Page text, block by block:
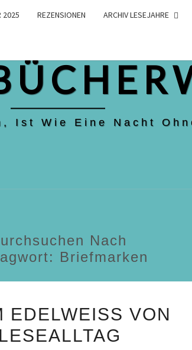
2025 REZENSIONEN ARCHIV LESEJAHRE
Ist Wie Eine Nacht
Nach
Briefmarken
VON J